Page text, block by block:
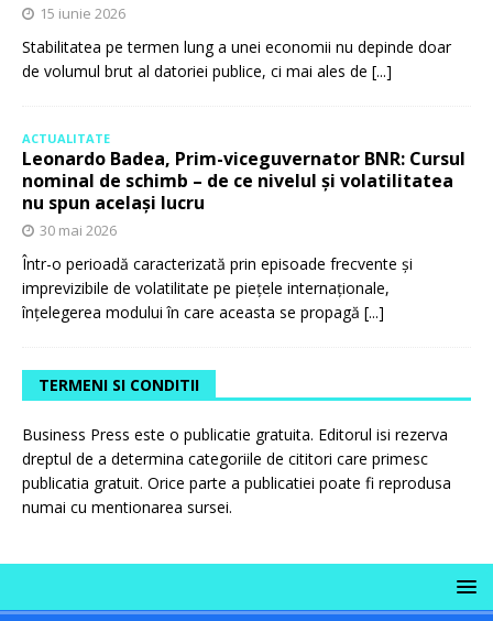
15 iunie 2026
Stabilitatea pe termen lung a unei economii nu depinde doar
de volumul brut al datoriei publice, ci mai ales de [...]
ACTUALITATE
Leonardo Badea, Prim-viceguvernator BNR: Cursul
nominal de schimb – de ce nivelul și volatilitatea
nu spun același lucru
30 mai 2026
Într-o perioadă caracterizată prin episoade frecvente și
imprevizibile de volatilitate pe piețele internaționale,
înțelegerea modului în care aceasta se propagă [...]
TERMENI SI CONDITII
Business Press este o publicatie gratuita. Editorul isi rezerva
dreptul de a determina categoriile de cititori care primesc
publicatia gratuit. Orice parte a publicatiei poate fi reprodusa
numai cu mentionarea sursei.